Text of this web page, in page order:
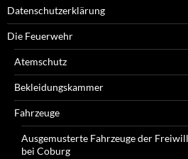
Datenschutzerklärung
Die Feuerwehr
Atemschutz
Bekleidungskammer
Fahrzeuge
Ausgemusterte Fahrzeuge der
bei Coburg